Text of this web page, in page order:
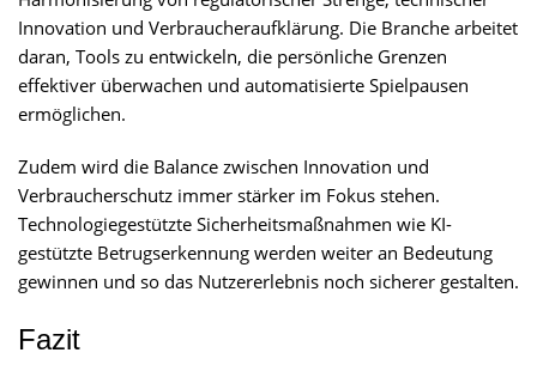
Innovation und Verbraucheraufklärung. Die Branche arbeitet
daran, Tools zu entwickeln, die persönliche Grenzen
effektiver überwachen und automatisierte Spielpausen
ermöglichen.
Zudem wird die Balance zwischen Innovation und
Verbraucherschutz immer stärker im Fokus stehen.
Technologiegestützte Sicherheitsmaßnahmen wie KI-
gestützte Betrugserkennung werden weiter an Bedeutung
gewinnen und so das Nutzererlebnis noch sicherer gestalten.
Fazit